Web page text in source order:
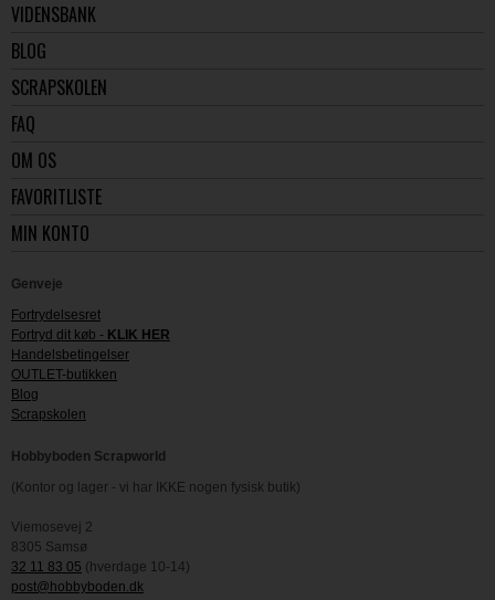
VIDENSBANK
BLOG
SCRAPSKOLEN
FAQ
OM OS
FAVORITLISTE
MIN KONTO
Genveje
Fortrydelsesret
Fortryd dit køb - KLIK HER
Handelsbetingelser
OUTLET-butikken
Blog
Scrapskolen
Hobbyboden Scrapworld
(Kontor og lager - vi har IKKE nogen fysisk butik)
Viemosevej 2
8305 Samsø
32 11 83 05 (hverdage 10-14)
post@hobbyboden.dk